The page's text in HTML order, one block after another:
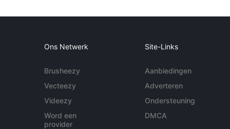
Ons Netwerk
Brusheezy
Vecteezy
Videezy
Word een
provider
Site-Links
Aanbiedingen
Adverteren
Ondersteuning
DMCA